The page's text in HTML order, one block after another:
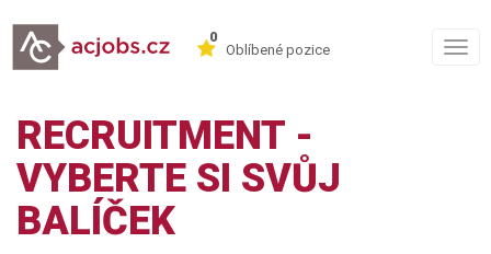
0
Oblíbené pozice
RECRUITMENT -
VYBERTE SI SVŮJ
BALÍČEK